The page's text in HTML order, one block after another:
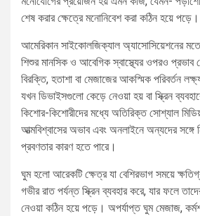
শেষ করার ক্ষেত্রে মনোনিবেশ করা কঠিন হয়ে পড়ে।
আমেরিকান সাইকোলজিক্যাল অ্যাসোসিয়েশনের
শিশুর মানসিক ও আবেগিক স্বাস্থ্যের ওপরও প্রভাব
বিরক্তি, হতাশা বা মেজাজের আকস্মিক পরিবর্তন
যখন ডিভাইসগুলো কেড়ে নেওয়া হয় বা স্ক্রিন
কিশোর-কিশোরীদের মধ্যে অতিরিক্ত সোশ্যাল
আত্মবিশ্বাসের অভাব এবং অনলাইনে অন্যদের সঙ্গে
প্রবণতার কারণ হতে পারে।
ঘুম হলো আরেকটি ক্ষেত্র যা বেশিরভাগ সময়ে
গভীর রাত পর্যন্ত স্ক্রিন ব্যবহার করে, যার ফলে
নেওয়া কঠিন হয়ে পড়ে। অপর্যাপ্ত ঘুম মেজাজ,